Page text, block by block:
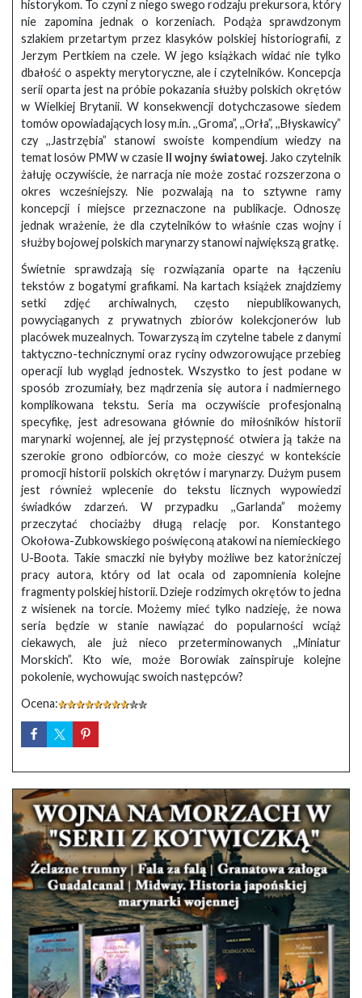
historykom. To czyni z niego swego rodzaju prekursora, który
nie zapomina jednak o korzeniach. Podąża sprawdzonym
szlakiem przetartym przez klasyków polskiej historiografii, z
Jerzym Pertkiem na czele. W jego książkach widać nie tylko
dbałość o aspekty merytoryczne, ale i czytelników. Koncepcja
serii oparta jest na próbie pokazania służby polskich okrętów
w Wielkiej Brytanii. W konsekwencji dotychczasowe siedem
tomów opowiadających losy m.in. ,,Groma”, ,,Orła”, ,,Błyskawicy”
czy ,,Jastrzębia” stanowi swoiste kompendium wiedzy na
temat losów PMW w czasie II wojny światowej. Jako czytelnik
żałuję oczywiście, że narracja nie może zostać rozszerzona o
okres wcześniejszy. Nie pozwalają na to sztywne ramy
koncepcji i miejsce przeznaczone na publikacje. Odnoszę
jednak wrażenie, że dla czytelników to właśnie czas wojny i
służby bojowej polskich marynarzy stanowi największą gratkę.
Świetnie sprawdzają się rozwiązania oparte na łączeniu
tekstów z bogatymi grafikami. Na kartach książek znajdziemy
setki zdjęć archiwalnych, często niepublikowanych,
powyciąganych z prywatnych zbiorów kolekcjonerów lub
placówek muzealnych. Towarzyszą im czytelne tabele z danymi
taktyczno-technicznymi oraz ryciny odwzorowujące przebieg
operacji lub wygląd jednostek. Wszystko to jest podane w
sposób zrozumiały, bez mądrzenia się autora i nadmiernego
komplikowana tekstu. Seria ma oczywiście profesjonalną
specyfikę, jest adresowana głównie do miłośników historii
marynarki wojennej, ale jej przystępność otwiera ją także na
szerokie grono odbiorców, co może cieszyć w kontekście
promocji historii polskich okrętów i marynarzy. Dużym pusem
jest również wplecenie do tekstu licznych wypowiedzi
świadków zdarzeń. W przypadku ,,Garlanda” możemy
przeczytać chociażby długą relację por. Konstantego
Okołowa-Zubkowskiego poświęconą atakowi na niemieckiego
U-Boota. Takie smaczki nie byłyby możliwe bez katorżniczej
pracy autora, który od lat ocala od zapomnienia kolejne
fragmenty polskiej historii. Dzieje rodzimych okrętów to jedna
z wisienek na torcie. Możemy mieć tylko nadzieję, że nowa
seria będzie w stanie nawiązać do popularności wciąż
ciekawych, ale już nieco przeterminowanych ,,Miniatur
Morskich”. Kto wie, może Borowiak zainspiruje kolejne
pokolenie, wychowując swoich następców?
Ocena: